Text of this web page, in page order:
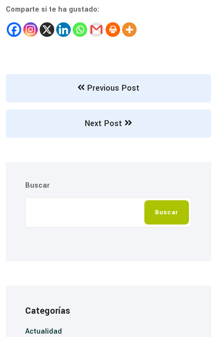
Comparte si te ha gustado:
Previous Post
Next Post
Buscar
Buscar
Categorías
Actualidad